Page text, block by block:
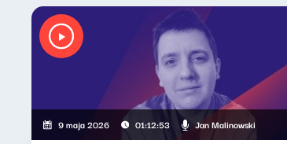
9 maja 2026 01:12:53 Jan Malinowski